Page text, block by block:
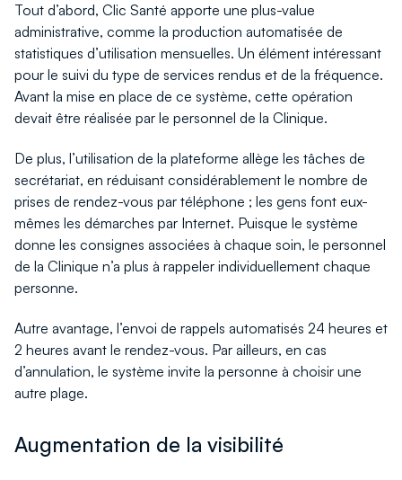
Tout d’abord, Clic Santé apporte une plus-value
administrative, comme la production automatisée de
statistiques d’utilisation mensuelles. Un élément intéressant
pour le suivi du type de services rendus et de la fréquence.
Avant la mise en place de ce système, cette opération
devait être réalisée par le personnel de la Clinique.
De plus, l’utilisation de la plateforme allège les tâches de
secrétariat, en réduisant considérablement le nombre de
prises de rendez-vous par téléphone ; les gens font eux-
mêmes les démarches par Internet. Puisque le système
donne les consignes associées à chaque soin, le personnel
de la Clinique n’a plus à rappeler individuellement chaque
personne.
Autre avantage, l’envoi de rappels automatisés 24 heures et
2 heures avant le rendez-vous. Par ailleurs, en cas
d’annulation, le système invite la personne à choisir une
autre plage.
Augmentation de la visibilité